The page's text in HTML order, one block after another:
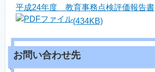
平成24年度 教育事務点検評価報告書
(434KB)